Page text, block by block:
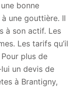
bonne
une gouttière. Il
à son actif. Les
Les tarifs qu’il
plus de
un devis de
à Brantigny,